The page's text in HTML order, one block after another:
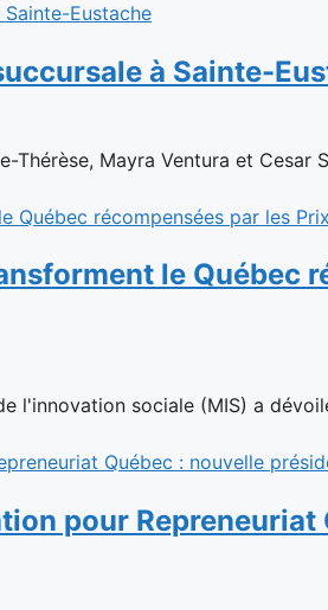
à Sainte-
Thérèse, Mayra Ventura et Cesar
le Québec
l'innovation sociale (MIS) a
pour